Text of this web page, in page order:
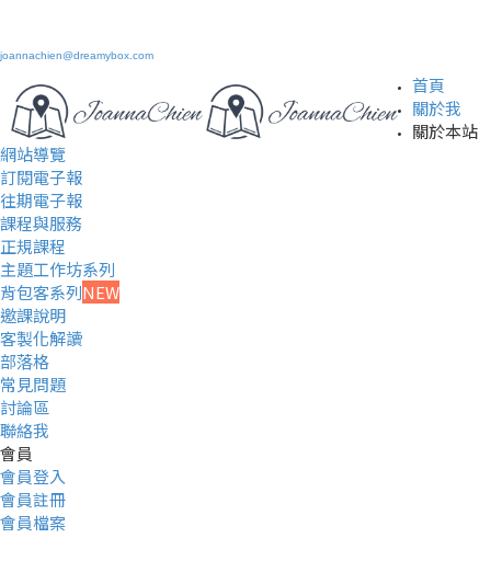
joannachien@dreamybox.com
首頁
關於我
關於本站
網站導覽
訂閱電子報
往期電子報
課程與服務
正規課程
主題工作坊系列
背包客系列NEW
邀課說明
客製化解讀
部落格
常見問題
討論區
聯絡我
會員
會員登入
會員註冊
會員檔案